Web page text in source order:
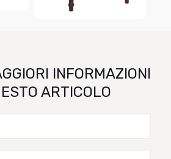
INFORMAZIONI
ARTICOLO